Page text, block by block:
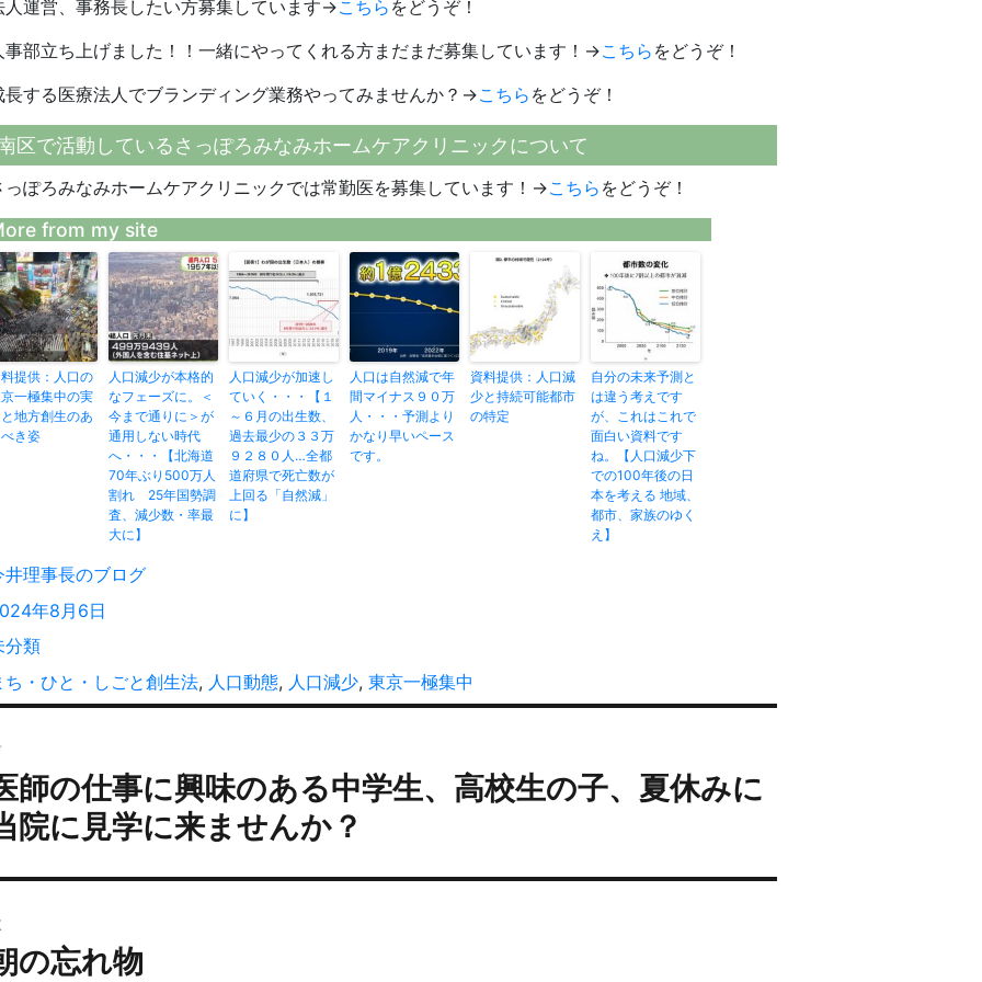
人運営、事務長したい方募集しています→こちら をどうぞ！
事部立ち上げました！！一緒にやってくれる方まだまだ募集しています！→こちら をどうぞ！
長する医療法人でブランディング業務やってみませんか？→こちら をどうぞ！
区で活動しているさっぽろみなみホームケアクリニックについて
っぽろみなみホームケアクリニックでは常勤医を募集しています！→こちら をどうぞ！
from my site
提供：人口の
一極集中の実
地方創生のあ
き姿
人口減少が本格的
なフェーズに。＜
今まで通りに＞が
通用しない時代
へ・・・【北海道
70年ぶり500万人
割れ 25年国勢調
査、減少数・率最
大に】
人口減少が加速し
ていく・・・【１
～６月の出生数、
過去最少の３３万
９２８０人…全都
道府県で死亡数が
上回る「自然減」
に】
人口は自然減で年
間マイナス９０万
人・・・予測より
かなり早いペース
です。
資料提供：人口減
少と持続可能都市
の特定
自分の未来予測と
は違う考えです
が、これはこれで
面白い資料です
ね。【人口減少下
での100年後の日
本を考える 地域、
都市、家族のゆく
え】
井理事長のブログ
年8月6日
分類
ち・ひと・しごと創生法, 人口動態, 人口減少, 東京一極集中
:
師の仕事に興味のある中学生、高校生の子、夏休みに
院に見学に来ませんか？
の忘れ物